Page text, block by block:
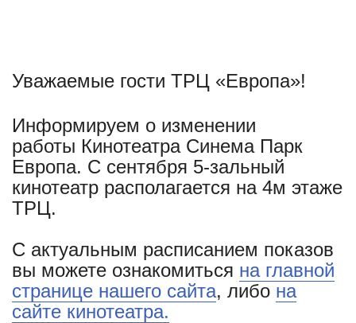
Уважаемые гости ТРЦ «Европа»!
Информируем о изменении
работы Кинотеатра Синема Парк
Европа. С сентября 5-зальный
кинотеатр располагается на 4м этаже
ТРЦ.
С актуальным расписанием показов
вы можете ознакомиться на главной
странице нашего сайта, либо на
сайте кинотеатра.